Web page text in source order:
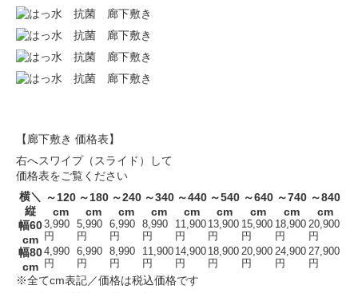
【廊下敷き 価格表】
右へスワイプ（スライド）して
価格表をご覧ください
横＼
縦
～120
cm
～180
cm
～240
cm
～340
cm
～440
cm
～540
cm
～640
cm
～740
cm
～840
cm
幅60
cm
3,990
円
5,990
円
6,990
円
8,990
円
11,900
円
13,900
円
15,900
円
18,900
円
20,900
円
幅80
cm
4,990
円
6,990
円
8,990
円
11,900
円
14,900
円
18,900
円
20,900
円
24,900
円
27,900
円
※全てcm表記／価格は税込価格です